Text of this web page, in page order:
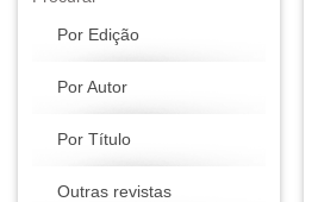
Por Edição
Por Autor
Por Título
Outras revistas